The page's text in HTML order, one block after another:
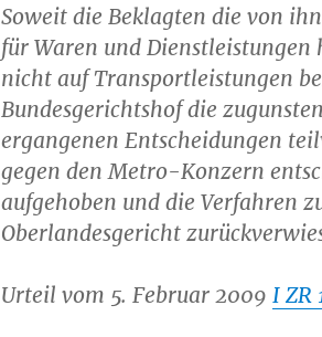
Soweit die Beklagten die von
für Waren und Dienstleistungen
nicht auf Transportleistungen
Bundesgerichtshof die
ergangenen Entscheidungen
gegen den Metro-Konzern
aufgehoben und die Verfahren
Oberlandesgericht
Urteil vom 5. Februar 2009 I ZR